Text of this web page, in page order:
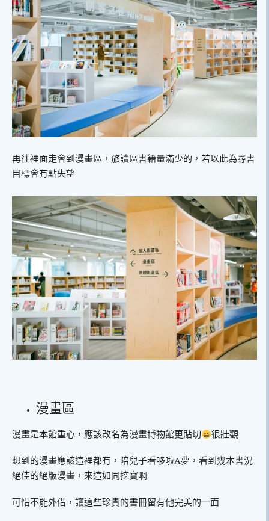
再往裡面走會到漫畫區，旅讀區書籍量滿少的，若以此為尋書
目標會有點失望
漫畫區
漫畫是本館重心，應該改名為漫畫博物館更貼切 很壯觀
想到的漫畫應該這裡都有，陪兒子看哆啦A夢，看到幾本書況
絕佳的絕版漫畫，來這如同挖寶啊
可惜不能外借，讓這些珍貴的書冊留有他完美的一面